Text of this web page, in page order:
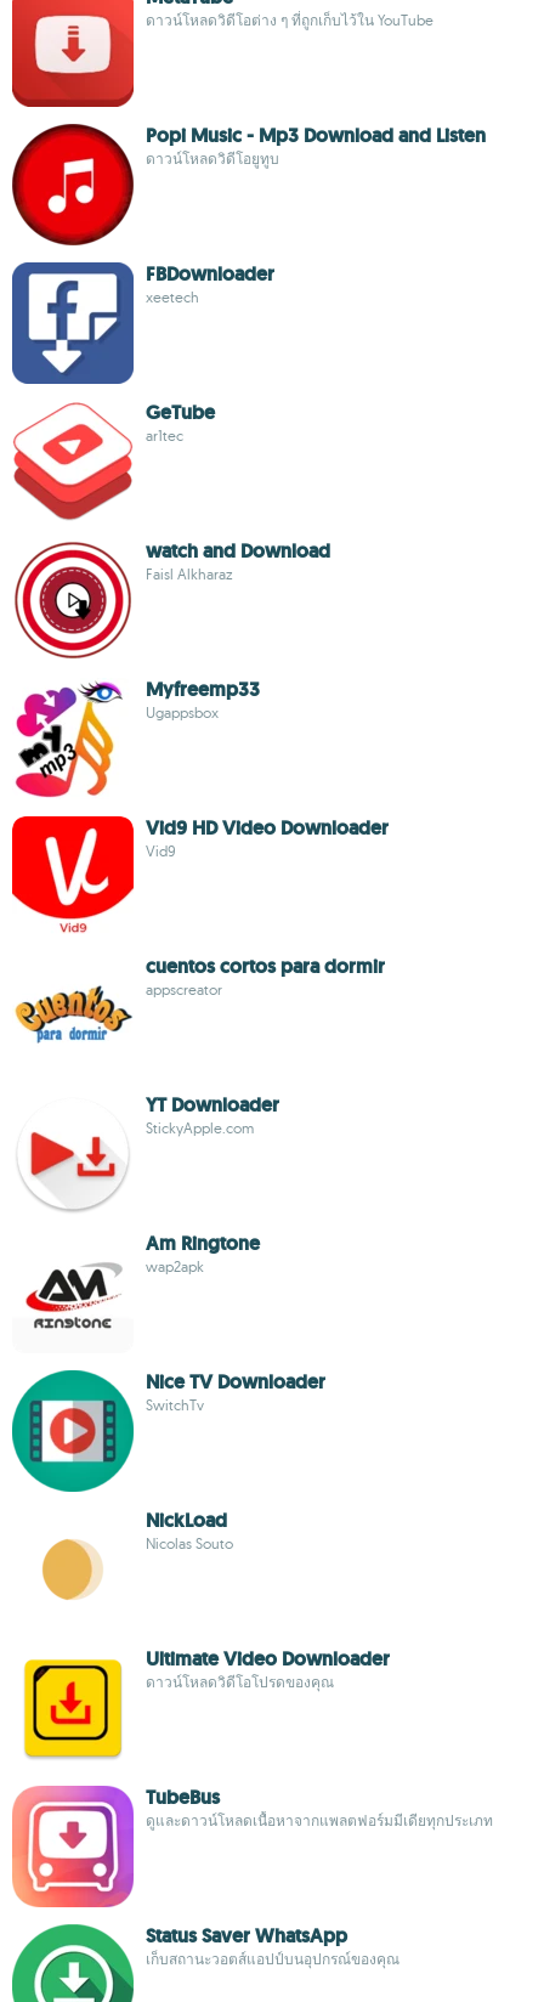
ดาวน์โหลดวิดีโอต่าง ๆ ที่ถูกเก็บไว้ใน YouTube
Popi Music - Mp3 Download and Listen
ดาวน์โหลดวิดีโอยูทูบ
FBDownloader
xeetech
GeTube
ar1tec
watch and Download
Faisl Alkharaz
Myfreemp33
Ugappsbox
Vid9 HD Video Downloader
Vid9
cuentos cortos para dormir
appscreator
YT Downloader
StickyApple.com
Am Ringtone
wap2apk
Nice TV Downloader
SwitchTv
NickLoad
Nicolas Souto
Ultimate Video Downloader
ดาวน์โหลดวิดีโอโปรดของคุณ
TubeBus
ดูและดาวน์โหลดเนื้อหาจากแพลตฟอร์มมีเดียทุกประเภท
Status Saver WhatsApp
เก็บสถานะวอตส์แอปป์บนอุปกรณ์ของคุณ